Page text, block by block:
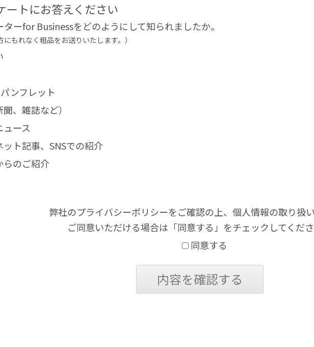
ートにお答えください
ーfor Businessをどのようにして知られましたか。
にもれなく粗品をお送りいたします。）
ンフレット
、雑誌など）
ース
ット記事、SNSでの紹介
らのご紹介
弊社のプライバシーポリシーをご確認の上、個人情報の取り扱
ご同意いただける場合は「同意する」をチェックしてくださ
同意する